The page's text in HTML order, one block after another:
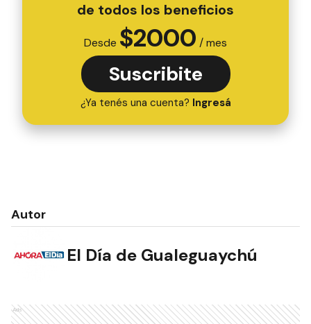
de todos los beneficios
Desde $2000 / mes
Suscribite
¿Ya tenés una cuenta? Ingresá
Autor
El Día de Gualeguaychú
Ads